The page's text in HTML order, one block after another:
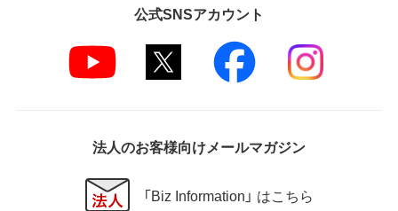
公式SNSアカウント
法人のお客様向けメールマガジン
「Biz Information」 はこちら